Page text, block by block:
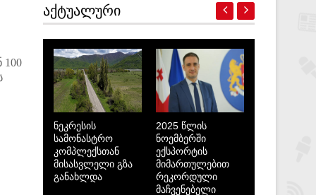
ᲐᲥᲢᲣᲐᲚᲣᲠᲘ
ნეკრესის
სამონასტრო
კომპლექსთან
მისასვლელი გზა
განახლდა
2025 წლის
ნოემბერში
ექსპორტის
მიმართულებით
რეკორდული
მაჩვენებელი